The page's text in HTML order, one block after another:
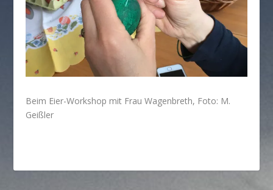
Beim Eier-Workshop mit Frau Wagenbreth, Foto: M.
Geißler